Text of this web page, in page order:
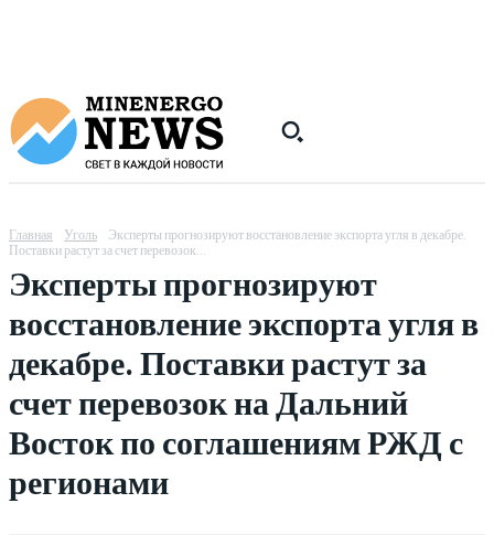
Главная Уголь
Эксперты прогнозируют восстановление экспорта угля в декабре.
Поставки растут за счет перевозок...
Эксперты прогнозируют
восстановление экспорта угля в
декабре. Поставки растут за
счет перевозок на Дальний
Восток по соглашениям РЖД с
регионами